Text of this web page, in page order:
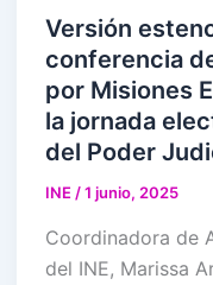
Versión
conferencia
por Misiones
la jornada
del Poder
INE /1 junio, 2025
Coordinadora de
del INE, Marissa